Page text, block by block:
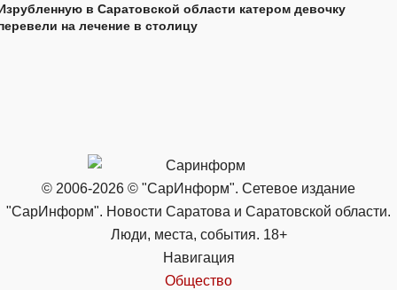
в Саратовской области катером девочку
на лечение в столицу
© 2006-2026 © "СарИнформ". Сетевое издание
"СарИнформ". Новости Саратова и Саратовской области.
Люди, места, события. 18+
Навигация
Общество